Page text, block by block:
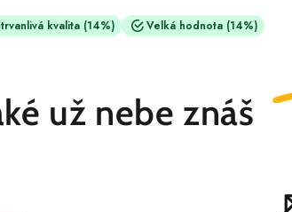
trvanlivá kvalita (14%) Velká hodnota (14%)
vyprání.
produktu.už nebe znáš